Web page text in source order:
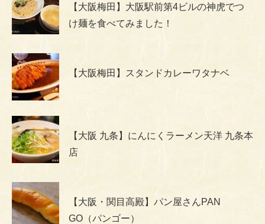
【大阪梅田】大阪駅前第4ビルの神虎でつ
け麺を食べてみました！
【大阪梅田】スタンドカレーワタナベ
【大阪 九条】にんにくラーメン天洋 九条本
店
【大阪・関目高殿】パン屋さんPAN
GO（パンゴー）